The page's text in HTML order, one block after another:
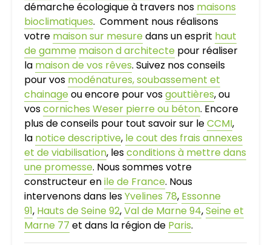
démarche écologique à travers nos maisons
bioclimatiques. Comment nous réalisons
votre maison sur mesuredans un esprit haut
de gamme maison d architecte pour réaliser
la maison de vos rêves. Suivez nos conseils
pour vos modénatures, soubassement et
chainageou encore pour vosgouttières, ou
voscorniches Weser pierre ou béton. Encore
plus de conseils pour tout savoir sur leCCMI,
la notice descriptive, le cout des frais annexes
et de viabilisation, lesconditions à mettre dans
une promesse. Nous sommes votre
constructeur enile de France. Nous
intervenons dans lesYvelines 78, Essonne
91, Hauts de Seine 92,Val de Marne 94,Seine et
Marne 77 et dans la région de Paris.